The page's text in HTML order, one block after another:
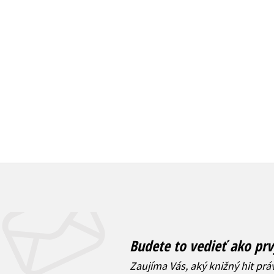
Budete to vedieť ako
Zaujíma Vás, aký knižný hit